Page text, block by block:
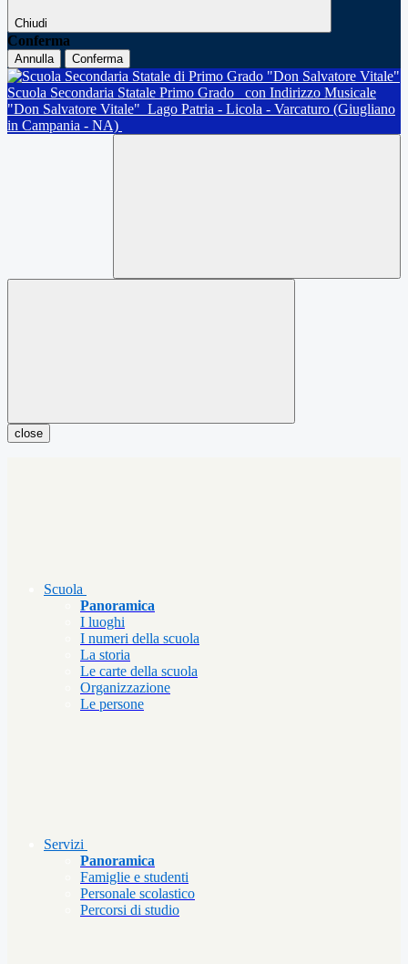
Chiudi
Conferma
Annulla Conferma
Scuola Secondaria Statale Primo Grado
con Indirizzo Musicale
"Don Salvatore Vitale" Lago Patria - Licola - Varcaturo (Giugliano
in Campania - NA)
close
Scuola
Panoramica
I luoghi
I numeri della scuola
La storia
Le carte della scuola
Organizzazione
Le persone
Servizi
Panoramica
Famiglie e studenti
Personale scolastico
Percorsi di studio